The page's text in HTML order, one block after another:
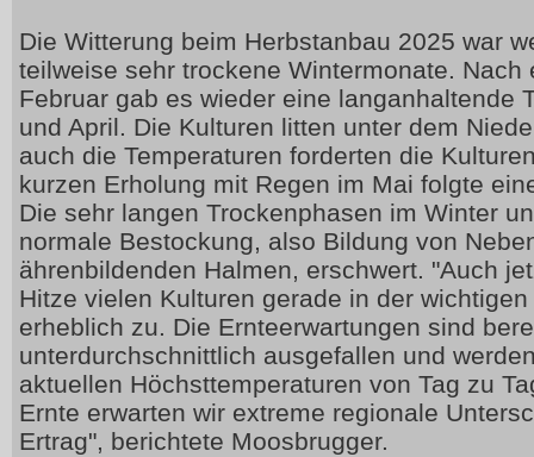
Die Witterung beim Herbstanbau 2025 war
teilweise sehr trockene Wintermonate. Nach
Februar gab es wieder eine langanhaltende
und April. Die Kulturen litten unter dem
auch die Temperaturen forderten die
kurzen Erholung mit Regen im Mai folgte
Die sehr langen Trockenphasen im Winter
normale Bestockung, also Bildung von
ährenbildenden Halmen, erschwert. "Auch
Hitze vielen Kulturen gerade in der
erheblich zu. Die Ernteerwartungen sind
unterdurchschnittlich ausgefallen und
aktuellen Höchsttemperaturen von Tag zu
Ernte erwarten wir extreme regionale
Ertrag", berichtete Moosbrugger.